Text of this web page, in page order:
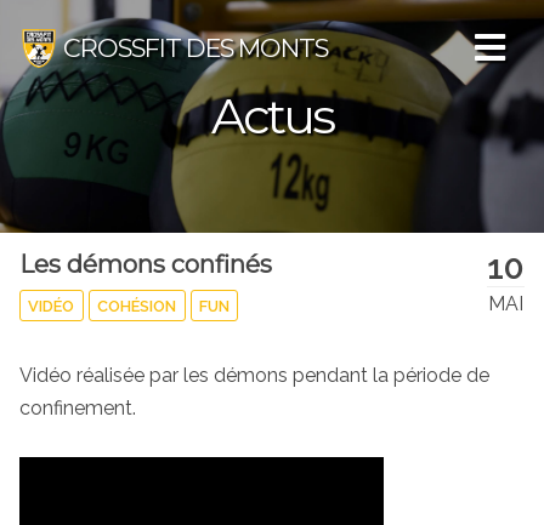
CROSSFIT DES MONTS
Actus
10
MAI
Les démons confinés
VIDÉO COHÉSION FUN
Vidéo réalisée par les démons pendant la période de
confinement.